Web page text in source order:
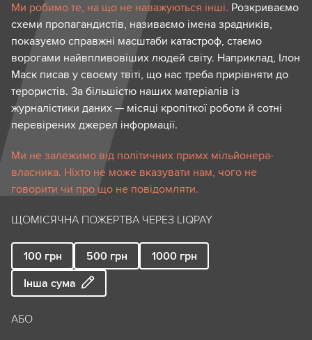
Ми робимо те, на що не наважуються інші. Розкриваємо
схеми пропагандистів, називаємо імена зрадників,
показуємо справжні масштаби катастроф, стаємо
ворогами найвпливовіших людей світу. Наприклад, Ілон
Маск писав у своєму твіті, що нас треба прирівняти до
терористів. За більшістю наших матеріалів із
журналістики даних — місяці кропіткої роботи й сотні
перевірених джерел інформації.
Ми не залежимо від політичних примх мільйонера-
власника. Ніхто не може вказувати нам, чого не
говорити чи про що не повідомляти.
ЩОМІСЯЧНА ПОЖЕРТВА ЧЕРЕЗ LIQPAY
100 грн 500 грн 1000 грн
Інша сума
АБО